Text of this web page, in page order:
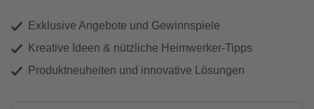
Exklusive Angebote und Gewinnspiele
Kreative Ideen & nützliche Heimwerker-Tipps
Produktneuheiten und innovative Lösungen